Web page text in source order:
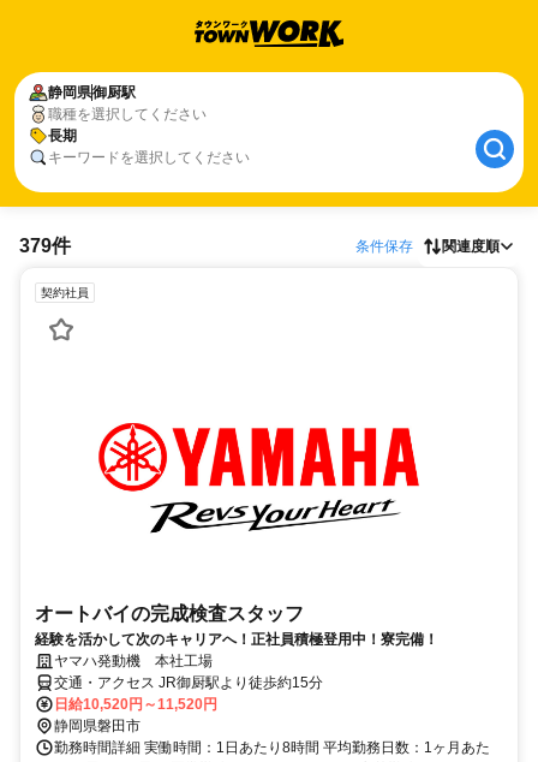
静岡県御厨駅
職種を選択してください
長期
キーワードを選択してください
379件 条件保存 関連度順
契約社員
オートバイの完成検査スタッフ
経験を活かして次のキャリアへ！正社員積極登用中！寮完備！
ヤマハ発動機 本社工場
交通・アクセス JR御厨駅より徒歩約15分
日給10,520円～11,520円
静岡県磐田市
勤務時間詳細 実働時間：1日あたり8時間 平均勤務日数：1ヶ月あた